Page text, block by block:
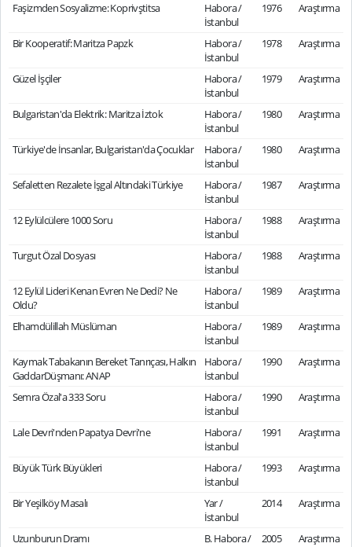
Faşizmden Sosyalizme: Koprivştitsa
Habora /
İstanbul
1976 Araştırma
Bir Kooperatif: Maritza Papzk
Habora /
İstanbul
1978 Araştırma
Güzel İşçiler
Habora /
İstanbul
1979 Araştırma
Bulgaristan'da Elektrik: Maritza İztok
Habora /
İstanbul
1980 Araştırma
Türkiye'de İnsanlar, Bulgaristan'da Çocuklar
Habora /
İstanbul
1980 Araştırma
Sefaletten Rezalete İşgal Altındaki Türkiye
Habora /
İstanbul
1987 Araştırma
12 Eylülcülere 1000 Soru
Habora /
İstanbul
1988 Araştırma
Turgut Özal Dosyası
Habora /
İstanbul
1988 Araştırma
12 Eylül Lideri Kenan Evren Ne Dedi? Ne
Oldu?
Habora /
İstanbul
1989 Araştırma
Elhamdülillah Müslüman
Habora /
İstanbul
1989 Araştırma
Kaymak Tabakanın Bereket Tanrıçası, Halkın
GaddarDüşmanı: ANAP
Habora /
İstanbul
1990 Araştırma
Semra Özal'a 333 Soru
Habora /
İstanbul
1990 Araştırma
Lale Devri'nden Papatya Devri'ne
Habora /
İstanbul
1991 Araştırma
Büyük Türk Büyükleri
Habora /
İstanbul
1993 Araştırma
Bir Yeşilköy Masalı
Yar /
İstanbul
2014 Araştırma
Uzunburun Dramı
B. Habora /
2005 Araştırma